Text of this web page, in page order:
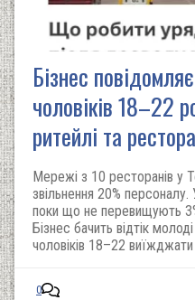
Бізнес
чоловіків 18–22
ритейлі та
Мережі з 10 ресторанів у
звільнення 20% персоналу.
поки що не перевищують
Бізнес бачить відтік
чоловіків 18–22
0